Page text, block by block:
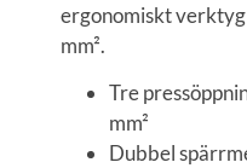
ergonomiskt
mm².
Tre
mm²
Dubbel